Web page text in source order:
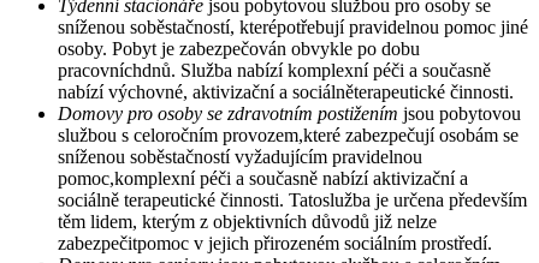
Týdenní stacionáře jsou pobytovou službou pro osoby se
sníženou soběstačností, kterépotřebují pravidelnou pomoc jiné
osoby. Pobyt je zabezpečován obvykle po dobu
pracovníchdnů. Služba nabízí komplexní péči a současně
nabízí výchovné, aktivizační a sociálněterapeutické činnosti.
Domovy pro osoby se zdravotním postižením jsou pobytovou
službou s celoročním provozem,které zabezpečují osobám se
sníženou soběstačností vyžadujícím pravidelnou
pomoc,komplexní péči a současně nabízí aktivizační a
sociálně terapeutické činnosti. Tatoslužba je určena především
těm lidem, kterým z objektivních důvodů již nelze
zabezpečitpomoc v jejich přirozeném sociálním prostředí.